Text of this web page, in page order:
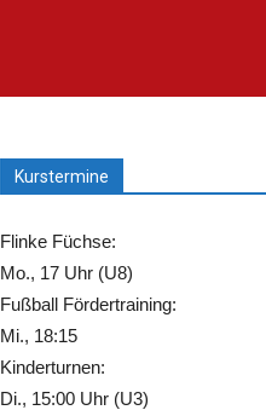
Kurstermine
Flinke Füchse:
Mo., 17 Uhr (U8)
Fußball Fördertraining:
Mi., 18:15
Kinderturnen:
Di., 15:00 Uhr (U3)